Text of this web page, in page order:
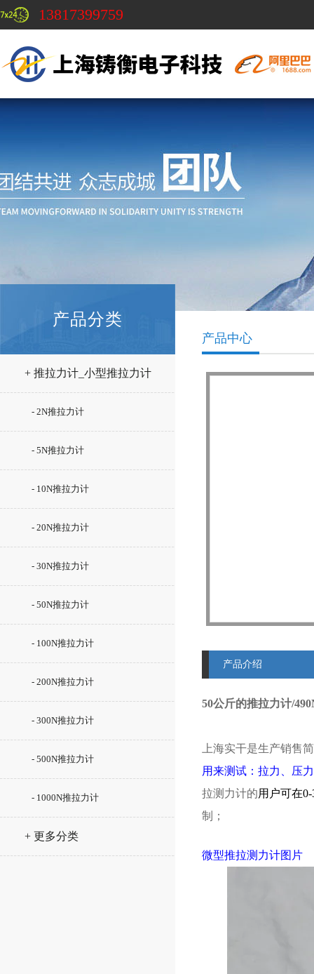
13817399759
产品分类
+ 推拉力计_小型推拉力计
- 2N推拉力计
- 5N推拉力计
- 10N推拉力计
- 20N推拉力计
- 30N推拉力计
- 50N推拉力计
- 100N推拉力计
- 200N推拉力计
- 300N推拉力计
- 500N推拉力计
- 1000N推拉力计
+ 更多分类
产品中心
产品介绍
50公斤的推拉力计/
上海实干是生产销售简
用来测试：拉力、压
拉测力计的用户可在
制；
微型推拉测力计图片